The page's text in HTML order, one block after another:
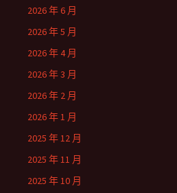
2026 年 6 月
2026 年 5 月
2026 年 4 月
2026 年 3 月
2026 年 2 月
2026 年 1 月
2025 年 12 月
2025 年 11 月
2025 年 10 月